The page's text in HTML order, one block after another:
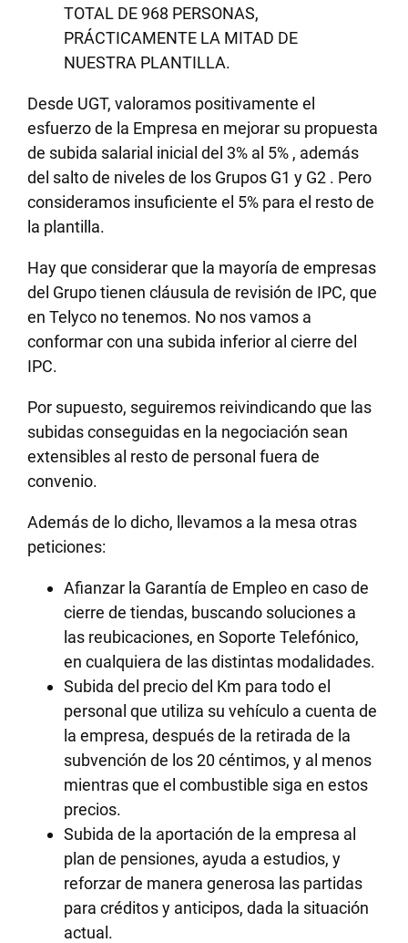
TOTAL DE 968 PERSONAS,
PRÁCTICAMENTE LA MITAD DE
NUESTRA PLANTILLA.
Desde UGT, valoramos positivamente el
esfuerzo de la Empresa en mejorar su propuesta
de subida salarial inicial del 3% al 5% , además
del salto de niveles de los Grupos G1 y G2 . Pero
consideramos insuficiente el 5% para el resto de
la plantilla.
Hay que considerar que la mayoría de empresas
del Grupo tienen cláusula de revisión de IPC, que
en Telyco no tenemos. No nos vamos a
conformar con una subida inferior al cierre del
IPC.
Por supuesto, seguiremos reivindicando que las
subidas conseguidas en la negociación sean
extensibles al resto de personal fuera de
convenio.
Además de lo dicho, llevamos a la mesa otras
peticiones:
Afianzar la Garantía de Empleo en caso de
cierre de tiendas, buscando soluciones a
las reubicaciones, en Soporte Telefónico,
en cualquiera de las distintas modalidades.
Subida del precio del Km para todo el
personal que utiliza su vehículo a cuenta de
la empresa, después de la retirada de la
subvención de los 20 céntimos, y al menos
mientras que el combustible siga en estos
precios.
Subida de la aportación de la empresa al
plan de pensiones, ayuda a estudios, y
reforzar de manera generosa las partidas
para créditos y anticipos, dada la situación
actual.